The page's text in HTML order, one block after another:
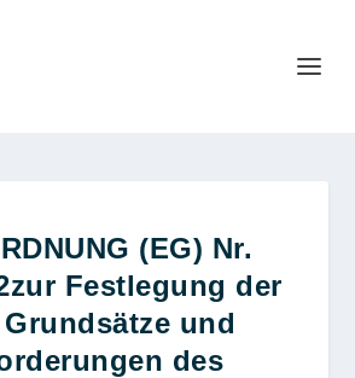
(EG) Nr.
Festlegung der
und
des